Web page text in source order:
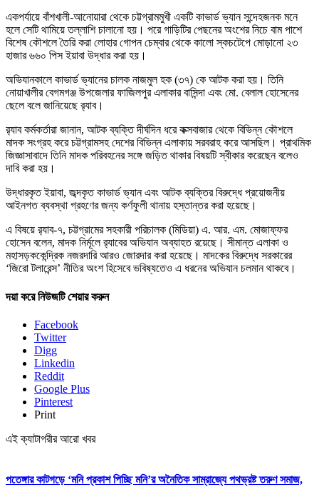
একপর্যায়ে বাঁশখালী-আনোয়ারা থেকে চট্টগ্রামমুখী একটি কাভার্ড ভ্যান সন্দেহজনক মনে
হলে সেটি থামিয়ে তল্লাশি চালানো হয়। পরে গাড়িটির পেছনের অংশের নিচে বাম পাশে
বিশেষ কৌশলে তৈরি করা লোহার গোপন চেম্বার থেকে কালো স্কচটেপে মোড়ানো ২৩
হাজার ৬৬০ পিস ইয়াবা উদ্ধার করা হয়।
অভিযানকালে কাভার্ড ভ্যানের চালক নাজমুল হক (৩৭) কে আটক করা হয়। তিনি
নোয়াখালীর বেগমগঞ্জ উপজেলার ফাজিলপুর এলাকার বাসিন্দা এবং মো. বেলাল হোসেনের
ছেলে বলে জানিয়েছে র‌্যাব।
র‌্যাব কর্মকর্তারা জানান, আটক ব্যক্তি দীর্ঘদিন ধরে কক্সবাজার থেকে বিভিন্ন কৌশলে
মাদক সংগ্রহ করে চট্টগ্রামসহ দেশের বিভিন্ন এলাকায় সরবরাহ করে আসছিল। প্রাথমিক
জিজ্ঞাসাবাদে তিনি মাদক পরিবহনের সঙ্গে জড়িত থাকার বিষয়টি স্বীকার করেছেন বলেও
দাবি করা হয়।
উদ্ধারকৃত ইয়াবা, জব্দকৃত কাভার্ড ভ্যান এবং আটক ব্যক্তির বিরুদ্ধে প্রয়োজনীয়
আইনগত ব্যবস্থা গ্রহণের জন্য কর্ণফুলী থানায় হস্তান্তর করা হয়েছে।
এ বিষয়ে র‌্যাব-৭, চট্টগ্রামের সহকারী পরিচালক (মিডিয়া) এ. আর. এম. মোজাফ্ফর
হোসেন বলেন, মাদক নির্মূলে র‌্যাবের অভিযান অব্যাহত রয়েছে। সীমান্ত এলাকা ও
মহাসড়ককেন্দ্রিক নজরদারি আরও জোরদার করা হয়েছে। মাদকের বিরুদ্ধে সরকারের
‘জিরো টলারেন্স’ নীতির অংশ হিসেবে ভবিষ্যতেও এ ধরনের অভিযান চলমান থাকবে।
দয়া করে নিউজটি শেয়ার করুন
Facebook
Twitter
Digg
Linkedin
Reddit
Google Plus
Pinterest
Print
এই ক্যাটাগরীর আরো খবর
পতেঙ্গার কাটগড়ে ‘মনি প্রকাশ পিচ্ছি মনি’র অনৈতিক সাম্রাজ্যে পথভ্রষ্ট তরুণ সমাজ,